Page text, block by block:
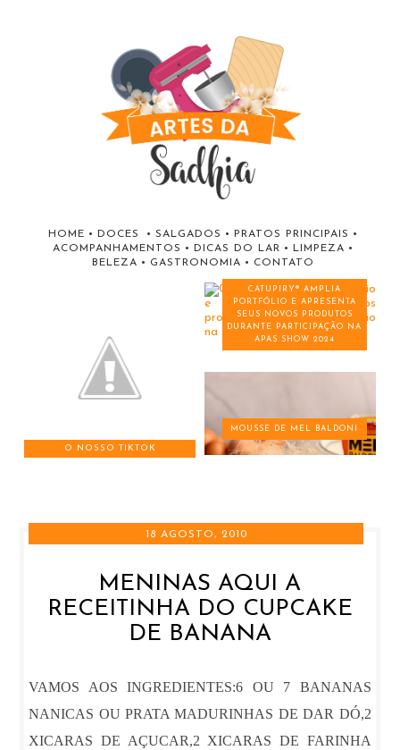
HOME • DOCES • SALGADOS • PRATOS PRINCIPAIS •
ACOMPANHAMENTOS • DICAS DO LAR • LIMPEZA •
BELEZA • GASTRONOMIA • CONTATO
O NOSSO TIKTOK
CATUPIRY® AMPLIA
PORTFÓLIO E APRESENTA
SEUS NOVOS PRODUTOS
DURANTE PARTICIPAÇÃO NA
APAS SHOW 2024
MOUSSE DE MEL BALDONI
18 AGOSTO, 2010
MENINAS AQUI A
RECEITINHA DO CUPCAKE
DE BANANA
VAMOS AOS INGREDIENTES:6 OU 7 BANANAS
NANICAS OU PRATA MADURINHAS DE DAR DÓ,2
XICARAS DE AÇUCAR,2 XICARAS DE FARINHA